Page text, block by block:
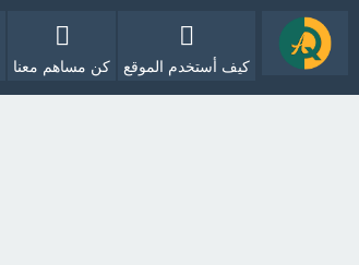
كيف أستخدم الموقع كن مساهم معنا